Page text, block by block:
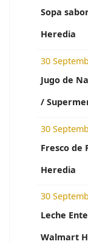
Sopa
Heredia
30
Jugo de
/
30
Fresco de
Heredia
30
Leche
Walmart